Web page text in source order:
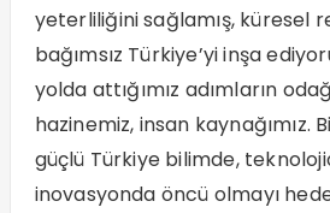
yeterliliğini sağlamış, küresel
bağımsız Türkiye’yi inşa
yolda attığımız adımların
hazinemiz, insan kaynağımız.
güçlü Türkiye bilimde,
inovasyonda öncü olmayı